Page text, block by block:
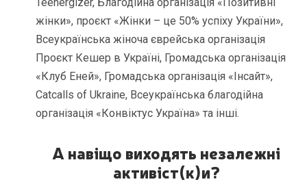
жінки», проєкт «Жінки – це 50% успіху України»,
Всеукраїнська жіноча єврейська організація
Проєкт Кешер в Україні, Громадська організація
«Клуб Еней», Громадська організація «Інсайт»,
Catcalls of Ukraine, Всеукраїнська благодійна
організація «Конвіктус Україна» та інші.
А навіщо виходять незалежні
активіст(к)и?